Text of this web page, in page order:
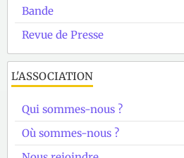
Bande
Revue de Presse
L'ASSOCIATION
Qui sommes-nous ?
Où sommes-nous ?